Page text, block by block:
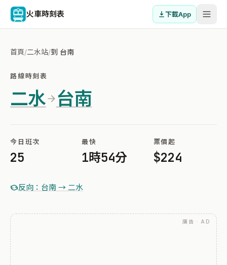
火車時刻表 下載App
首頁/二水站/到 台南
路線時刻表
二水 台南
今日班次
25
最快
1時54分
票價起
$224
反向：台南 → 二水
廣告 · AD